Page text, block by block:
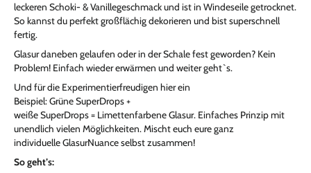
leckeren Schoki- & Vanillegeschmack und ist in Windeseile getrocknet.
So kannst du perfekt großflächig dekorieren und bist superschnell
fertig.
Glasur daneben gelaufen oder in der Schale fest geworden? Kein
Problem! Einfach wieder erwärmen und weiter geht`s.
Und für die Experimentierfreudigen hier ein
Beispiel: Grüne SuperDrops +
weiße SuperDrops = Limettenfarbene Glasur. Einfaches Prinzip mit
unendlich vielen Möglichkeiten. Mischt euch eure ganz
individuelle GlasurNuance selbst zusammen!
So geht’s: